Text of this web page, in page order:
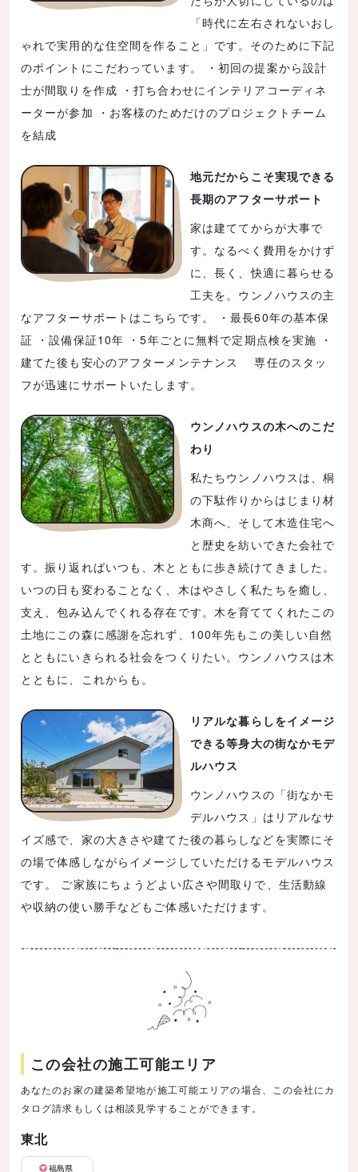
「時代に左右されないおし
ゃれで実用的な住空間を作ること」です。そのために下記
のポイントにこだわっています。 ・初回の提案から設計
士が間取りを作成 ・打ち合わせにインテリアコーディネ
ーターが参加 ・お客様のためだけのプロジェクトチーム
を結成
地元だからこそ実現できる
長期のアフターサポート
家は建ててからが大事で
す。なるべく費用をかけず
に、長く、快適に暮らせる
工夫を。ウンノハウスの主
なアフターサポートはこちらです。 ・最長60年の基本保
証 ・設備保証10年 ・5年ごとに無料で定期点検を実施 ・
建てた後も安心のアフターメンテナンス 専任のスタッ
フが迅速にサポートいたします。
ウンノハウスの木へのこだ
わり
私たちウンノハウスは、桐
の下駄作りからはじまり材
木商へ、そして木造住宅へ
と歴史を紡いできた会社で
す。振り返ればいつも、木とともに歩き続けてきました。
いつの日も変わることなく、木はやさしく私たちを癒し、
支え、包み込んでくれる存在です。木を育ててくれたこの
土地にこの森に感謝を忘れず、100年先もこの美しい自然
とともにいきられる社会をつくりたい。ウンノハウスは木
とともに、これからも。
リアルな暮らしをイメージ
できる等身大の街なかモデ
ルハウス
ウンノハウスの「街なかモ
デルハウス」はリアルなサ
イズ感で、家の大きさや建てた後の暮らしなどを実際にそ
の場で体感しながらイメージしていただけるモデルハウス
です。 ご家族にちょうどよい広さや間取りで、生活動線
や収納の使い勝手などもご体感いただけます。
この会社の施工可能エリア
あなたのお家の建築希望地が施工可能エリアの場合、この会社にカ
タログ請求もしくは相談見学することができます。
東北
福島県